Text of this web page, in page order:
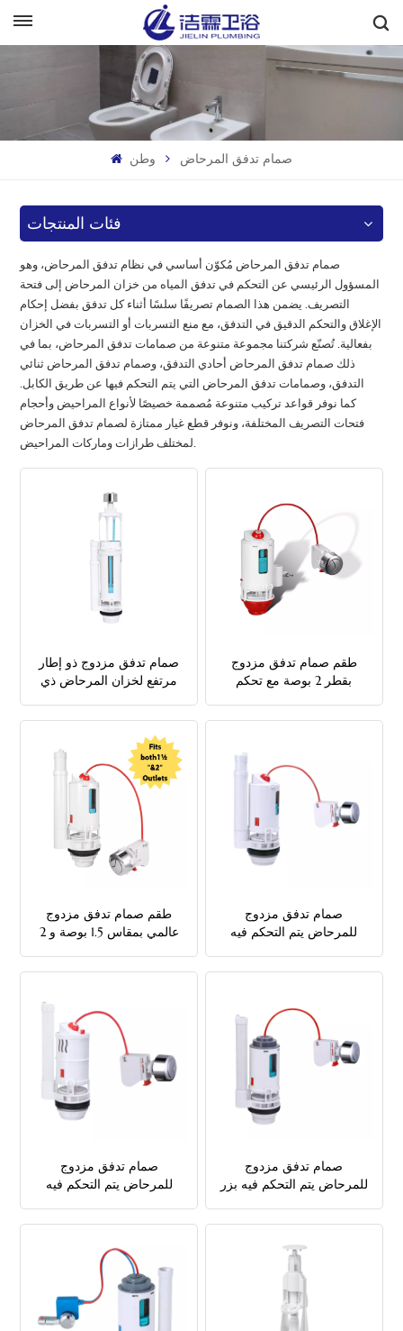
Français
Русский
Español
Português
بالعربية
中文
هَوُسَ
وطن صمام تدفق المرحاض
فئات المنتجات
صمام تدفق المرحاض مُكوّن أساسي في نظام تدفق المرحاض، وهو
المسؤول الرئيسي عن التحكم في تدفق المياه من خزان المرحاض إلى فتحة
التصريف. يضمن هذا الصمام تصريفًا سلسًا أثناء كل تدفق بفضل إحكام
الإغلاق والتحكم الدقيق في التدفق، مع منع التسربات أو التسربات في الخزان
بفعالية. تُصنّع شركتنا مجموعة متنوعة من صمامات تدفق المرحاض، بما في
ذلك صمام تدفق المرحاض أحادي التدفق، وصمام تدفق المرحاض ثنائي
التدفق، وصمامات تدفق المرحاض التي يتم التحكم فيها عن طريق الكابل.
كما نوفر قواعد تركيب متنوعة مُصممة خصيصًا لأنواع المراحيض وأحجام
فتحات التصريف المختلفة، ونوفر قطع غيار ممتازة لصمام تدفق المرحاض
صمام تدفق مزدوج ذو إطار
مرتفع لخزان المرحاض ذي
طقم صمام تدفق مزدوج
بقطر 2 بوصة مع تحكم
طقم صمام تدفق مزدوج
عالمي بمقاس 1.5 بوصة و 2
المرحاض
صمام تدفق مزدوج
للمرحاض يتم التحكم فيه
صمام تدفق مزدوج
للمرحاض يتم التحكم فيه
صمام تدفق مزدوج
للمرحاض يتم التحكم فيه بزر